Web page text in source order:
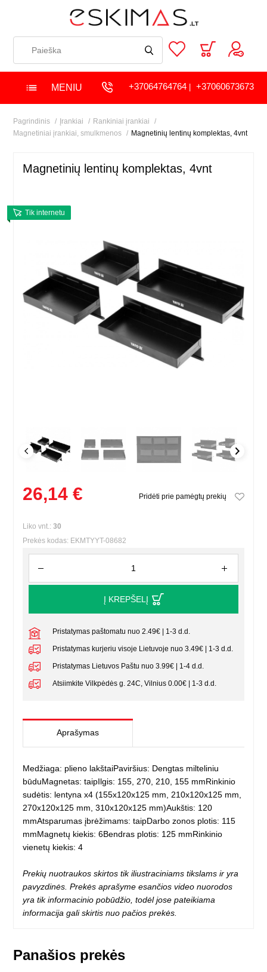
MENIU +37064764764| +37060673673
Pagrindinis Įrankiai
Rankiniai įrankiai
Magnetiniai įrankiai, smulkmenos
Magnetinių lentinų komplektas, 4vnt
Magnetinių lentinų komplektas, 4vnt
Tik internetu
26,14 € Pridėti prie pamėgtų prekių
Liko vnt.:30
Prekės kodas: EKMTYYT-08682
Į KREPŠELĮ
Pristatymas paštomatu nuo 2.49€ | 1-3 d.d.
Pristatymas kurjeriu visoje Lietuvoje nuo 3.49€ | 1-3 d.d.
Pristatymas Lietuvos Paštu nuo 3.99€ | 1-4 d.d.
Atsiimkite Vilkpėdės g. 24C, Vilnius 0.00€ | 1-3 d.d.
Aprašymas
Medžiaga: plieno lakštaiPaviršius: Dengtas milteliniu
būduMagnetas: taipIlgis: 155, 270, 210, 155 mmRinkinio
sudėtis: lentyna x4 (155x120x125 mm, 210x120x125 mm,
270x120x125 mm, 310x120x125 mm)Aukštis: 120
mmAtsparumas įbrėžimams: taipDarbo zonos plotis: 115
mmMagnetų kiekis: 6Bendras plotis: 125 mmRinkinio
vienetų kiekis: 4
Prekių nuotraukos skirtos tik iliustraciniams tikslams ir yra
pavyzdinės. Prekės aprašyme esančios video nuorodos
yra tik informacinio pobūdžio, todėl jose pateikiama
informacija gali skirtis nuo pačios prekės.
Panašios prekės